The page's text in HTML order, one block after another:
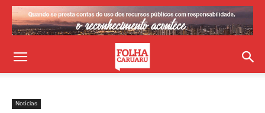
Notícias